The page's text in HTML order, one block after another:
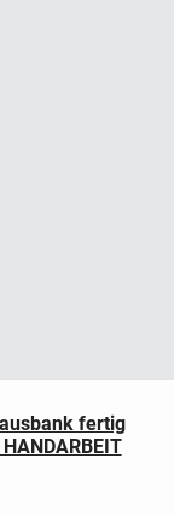
fertig